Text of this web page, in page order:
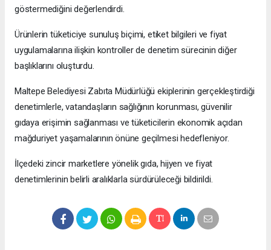
göstermediğini değerlendirdi.
Ürünlerin tüketiciye sunuluş biçimi, etiket bilgileri ve fiyat
uygulamalarına ilişkin kontroller de denetim sürecinin diğer
başlıklarını oluşturdu.
Maltepe Belediyesi Zabıta Müdürlüğü ekiplerinin gerçekleştirdiği
denetimlerle, vatandaşların sağlığının korunması, güvenilir
gıdaya erişimin sağlanması ve tüketicilerin ekonomik açıdan
mağduriyet yaşamalarının önüne geçilmesi hedefleniyor.
İlçedeki zincir marketlere yönelik gıda, hijyen ve fiyat
denetimlerinin belirli aralıklarla sürdürüleceği bildirildi.